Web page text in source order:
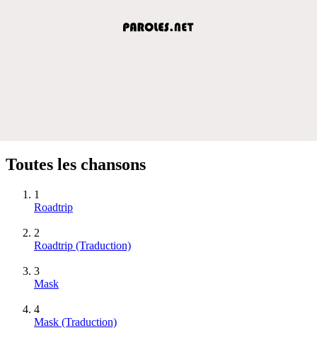
Toutes les chansons
1
Roadtrip
2
Roadtrip (Traduction)
3
Mask
4
Mask (Traduction)